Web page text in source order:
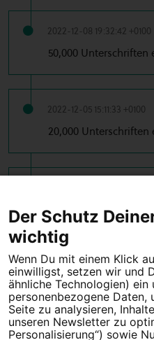
2022-12-08 19:32:42 +0100
50,000 Unterschriften
2022-12-05 15:11:33 +0100
20,000 Unterschriften
10,000 Unterschriften
Tipps für deine Petition
Darum WeAct
Der Schutz
wichtig
Wenn Du mit einem Klick
einwilligst, setzen wir und
ähnliche Technologien)
personenbezogene Daten,
Seite zu analysieren,
unseren Newsletter zu
Personalisierung“) sowie